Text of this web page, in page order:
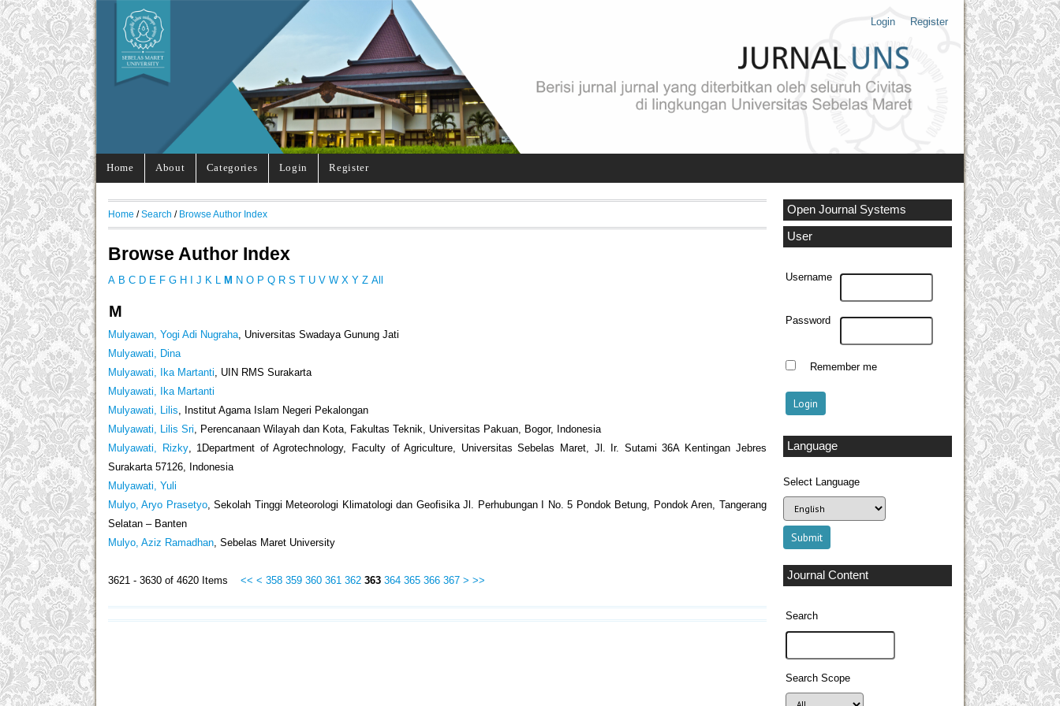
Login Register
Home About Categories Login Register
Open Journal Systems
User
Username
Password
Remember me
Language
Select Language
Journal Content
Search
Search Scope
Home / Search / Browse Author Index
Browse Author Index
A B C D E F G H I J K L M N O P Q R S T U V W X Y Z All
M
Mulyawan, Yogi Adi Nugraha, Universitas Swadaya Gunung Jati
Mulyawati, Dina
Mulyawati, Ika Martanti, UIN RMS Surakarta
Mulyawati, Ika Martanti
Mulyawati, Lilis, Institut Agama Islam Negeri Pekalongan
Mulyawati, Lilis Sri, Perencanaan Wilayah dan Kota, Fakultas Teknik, Universitas Pakuan, Bogor, Indonesia
Mulyawati, Rizky, 1Department of Agrotechnology, Faculty of Agriculture, Universitas Sebelas Maret, Jl. Ir. Sutami 36A Kentingan Jebres
Surakarta 57126, Indonesia
Mulyawati, Yuli
Mulyo, Aryo Prasetyo, Sekolah Tinggi Meteorologi Klimatologi dan Geofisika Jl. Perhubungan I No. 5 Pondok Betung, Pondok Aren, Tangerang
Selatan – Banten
Mulyo, Aziz Ramadhan, Sebelas Maret University
3621 - 3630 of 4620 Items << < 358 359 360 361 362 363 364 365 366 367 > >>